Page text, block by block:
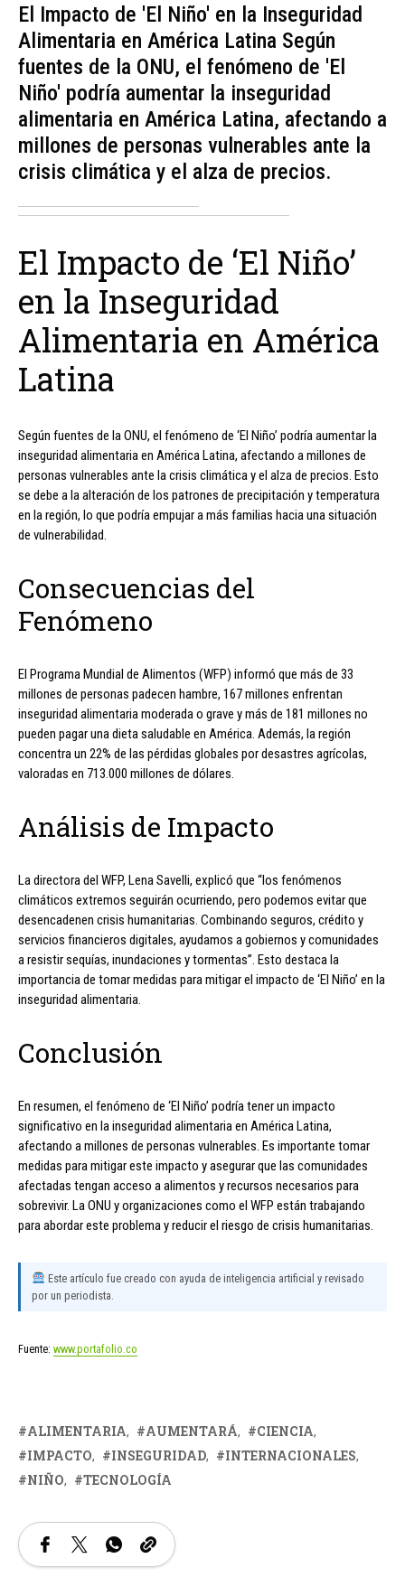
El Impacto de 'El Niño' en la Inseguridad
Alimentaria en América Latina Según
fuentes de la ONU, el fenómeno de 'El
Niño' podría aumentar la inseguridad
alimentaria en América Latina, afectando a
millones de personas vulnerables ante la
crisis climática y el alza de precios.
El Impacto de ‘El Niño’
en la Inseguridad
Alimentaria en América
Latina
Según fuentes de la ONU, el fenómeno de ‘El Niño’ podría aumentar la
inseguridad alimentaria en América Latina, afectando a millones de
personas vulnerables ante la crisis climática y el alza de precios. Esto
se debe a la alteración de los patrones de precipitación y temperatura
en la región, lo que podría empujar a más familias hacia una situación
de vulnerabilidad.
Consecuencias del
Fenómeno
El Programa Mundial de Alimentos (WFP) informó que más de 33
millones de personas padecen hambre, 167 millones enfrentan
inseguridad alimentaria moderada o grave y más de 181 millones no
pueden pagar una dieta saludable en América. Además, la región
concentra un 22% de las pérdidas globales por desastres agrícolas,
valoradas en 713.000 millones de dólares.
Análisis de Impacto
La directora del WFP, Lena Savelli, explicó que “los fenómenos
climáticos extremos seguirán ocurriendo, pero podemos evitar que
desencadenen crisis humanitarias. Combinando seguros, crédito y
servicios financieros digitales, ayudamos a gobiernos y comunidades
a resistir sequías, inundaciones y tormentas”. Esto destaca la
importancia de tomar medidas para mitigar el impacto de ‘El Niño’ en la
inseguridad alimentaria.
Conclusión
En resumen, el fenómeno de ‘El Niño’ podría tener un impacto
significativo en la inseguridad alimentaria en América Latina,
afectando a millones de personas vulnerables. Es importante tomar
medidas para mitigar este impacto y asegurar que las comunidades
afectadas tengan acceso a alimentos y recursos necesarios para
sobrevivir. La ONU y organizaciones como el WFP están trabajando
para abordar este problema y reducir el riesgo de crisis humanitarias.
Este artículo fue creado con ayuda de inteligencia artificial y revisado
por un periodista.
Fuente: www.portafolio.co
ALIMENTARIA AUMENTARÁ
CIENCIA
IMPACTO
INSEGURIDAD
INTERNACIONALES
NIÑO
TECNOLOGÍA